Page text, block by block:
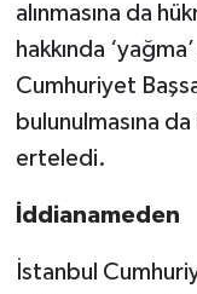
alınmasına da
hakkında
Cumhuriyet
bulunulmasına
erteledi.
İddianameden
İstanbul